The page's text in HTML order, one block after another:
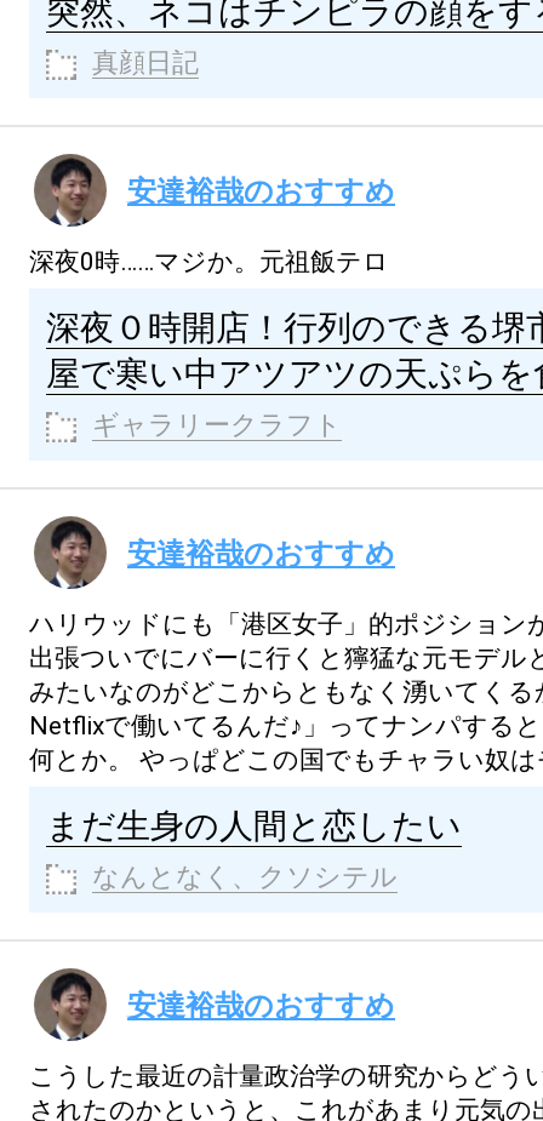
突然、ネコはチンピラの顔をす
真顔日記
安達裕哉のおすすめ
深夜0時……マジか。元祖飯テロ
深夜０時開店！行列のできる堺
屋で寒い中アツアツの天ぷらを
ギャラリークラフト
安達裕哉のおすすめ
ハリウッドにも「港区女子」的ポジション
出張ついでにバーに行くと獰猛な元モデル
みたいなのがどこからともなく湧いてくる
Netflixで働いてるんだ♪」ってナンパする
何とか。
やっぱどこの国でもチャラい奴
まだ生身の人間と恋したい
なんとなく、クソシテル
安達裕哉のおすすめ
こうした最近の計量政治学の研究からどう
されたのかというと、これがあまり元気の